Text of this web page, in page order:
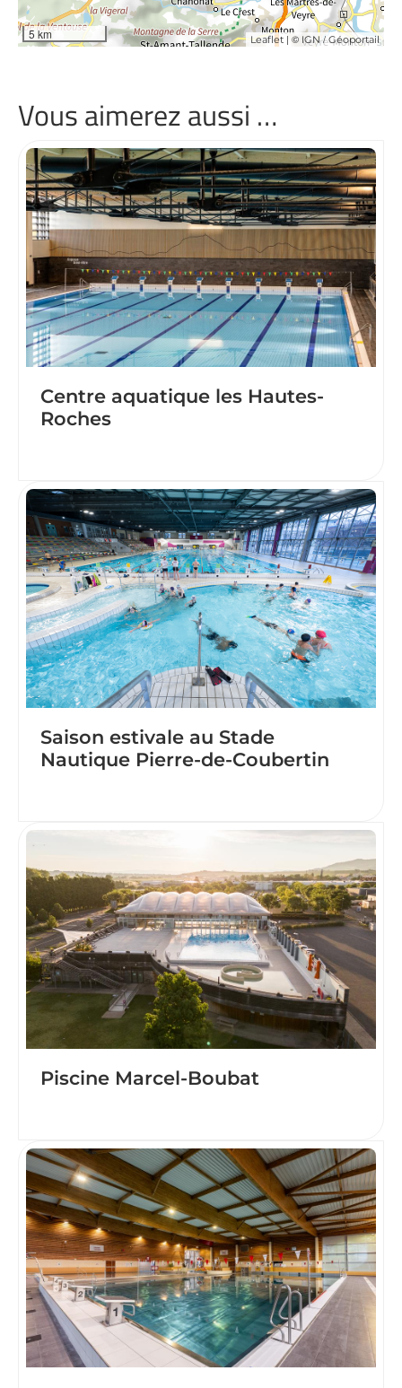
5 km Leaflet| © IGN/Géoportail
Vous aimerez aussi …
Centre aquatique les Hautes-
Roches
Saison estivale au Stade
Nautique Pierre-de-Coubertin
Piscine Marcel-Boubat